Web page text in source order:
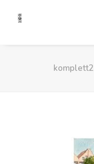
komplett2